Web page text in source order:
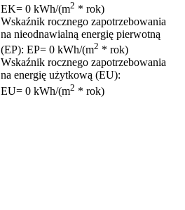
EK= 0 kWh/(m2 * rok)
Wskaźnik rocznego zapotrzebowania
na nieodnawialną energię pierwotną
(EP): EP= 0 kWh/(m2 * rok)
Wskaźnik rocznego zapotrzebowania
na energię użytkową (EU):
EU= 0 kWh/(m2 * rok)